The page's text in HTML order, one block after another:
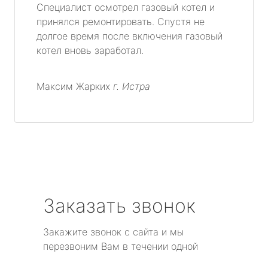
Специалист осмотрел газовый котел и
принялся ремонтировать. Спустя не
долгое время после включения газовый
котел вновь заработал.
Максим Жарких г. Истра
Заказать звонок
Закажите звонок с сайта и мы
перезвоним Вам в течении одной